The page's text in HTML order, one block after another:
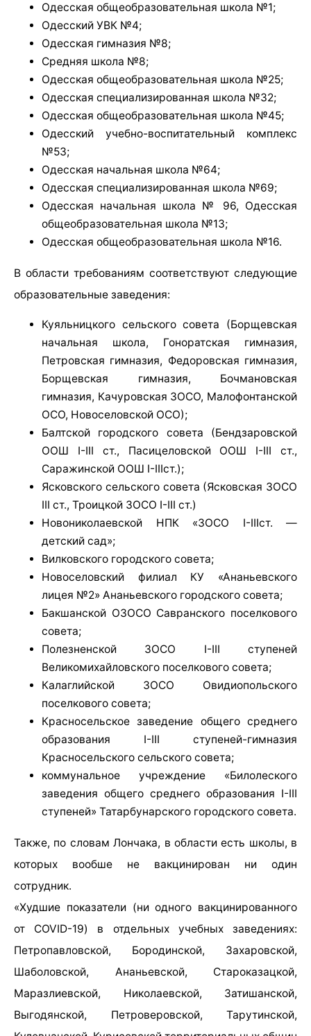
Одесская общеобразовательная школа №1;
Одесский УВК №4;
Одесская гимназия №8;
Средняя школа №8;
Одесская общеобразовательная школа №25;
Одесская специализированная школа №32;
Одесская общеобразовательная школа №45;
Одесский учебно-воспитательный комплекс
№53;
Одесская начальная школа №64;
Одесская специализированная школа №69;
Одесская начальная школа № 96, Одесская
общеобразовательная школа №13;
Одесская общеобразовательная школа №16.
В области требованиям соответствуют следующие
образовательные заведения:
Куяльницкого сельского совета (Борщевская
начальная школа, Гоноратская гимназия,
Петровская гимназия, Федоровская гимназия,
Борщевская гимназия, Бочмановская
гимназия, Качуровская ЗОСО, Малофонтанской
ОСО, Новоселовской ОСО);
Балтской городского совета (Бендзаровской
ООШ I-III ст., Пасицеловской ООШ I-III ст.,
Саражинской ООШ I-ІІІст.);
Ясковского сельского совета (Ясковская ЗОСО
III ст., Троицкой ЗОСО I-III ст.)
Новониколаевской НПК «ЗОСО I-ІІІст. —
детский сад»;
Вилковского городского совета;
Новоселовский филиал КУ «Ананьевского
лицея №2» Ананьевского городского совета;
Бакшанской ОЗОСО Савранского поселкового
совета;
Полезненской ЗОСО I-III ступеней
Великомихайловского поселкового совета;
Калаглийской ЗОСО Овидиопольского
поселкового совета;
Красносельское заведение общего среднего
образования I-III ступеней-гимназия
Красносельского сельского совета;
коммунальное учреждение «Билолеского
заведения общего среднего образования I-III
ступеней» Татарбунарского городского совета.
Также, по словам Лончака, в области есть школы, в
которых вообше не вакцинирован ни один
сотрудник.
«Худшие показатели (ни одного вакцинированного
от COVID-19) в отдельных учебных заведениях:
Петропавловской, Бородинской, Захаровской,
Шаболовской, Ананьевской, Староказацкой,
Маразлиевской, Николаевской, Затишанской,
Выгодянской, Петроверовской, Тарутинской,